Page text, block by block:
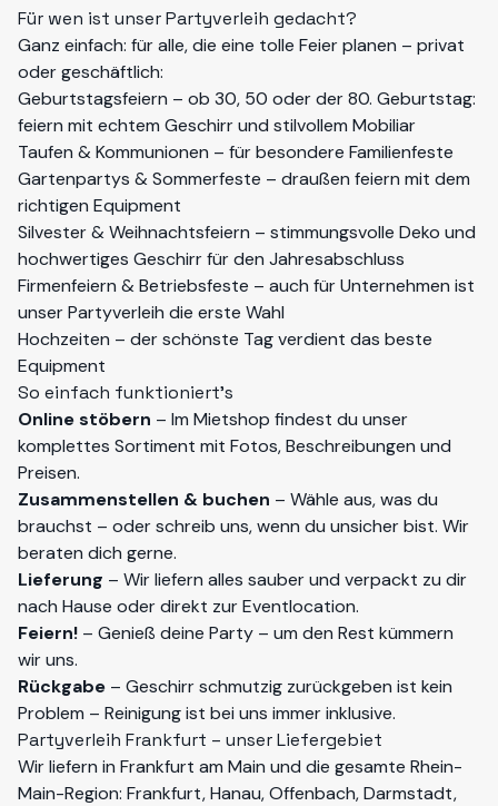
Für wen ist unser Partyverleih gedacht?
Ganz einfach: für alle, die eine tolle Feier planen – privat
oder geschäftlich:
Geburtstagsfeiern – ob 30, 50 oder der 80. Geburtstag:
feiern mit echtem Geschirr und stilvollem Mobiliar
Taufen & Kommunionen – für besondere Familienfeste
Gartenpartys & Sommerfeste – draußen feiern mit dem
richtigen Equipment
Silvester & Weihnachtsfeiern – stimmungsvolle Deko und
hochwertiges Geschirr für den Jahresabschluss
Firmenfeiern & Betriebsfeste – auch für Unternehmen ist
unser Partyverleih die erste Wahl
Hochzeiten – der schönste Tag verdient das beste
Equipment
So einfach funktioniert's
Online stöbern – Im Mietshop findest du unser
komplettes Sortiment mit Fotos, Beschreibungen und
Preisen.
Zusammenstellen & buchen – Wähle aus, was du
brauchst – oder schreib uns, wenn du unsicher bist. Wir
beraten dich gerne.
Lieferung – Wir liefern alles sauber und verpackt zu dir
nach Hause oder direkt zur Eventlocation.
Feiern! – Genieß deine Party – um den Rest kümmern
wir uns.
Rückgabe – Geschirr schmutzig zurückgeben ist kein
Problem – Reinigung ist bei uns immer inklusive.
Partyverleih Frankfurt – unser Liefergebiet
Wir liefern in Frankfurt am Main und die gesamte Rhein-
Main-Region: Frankfurt, Hanau, Offenbach, Darmstadt,